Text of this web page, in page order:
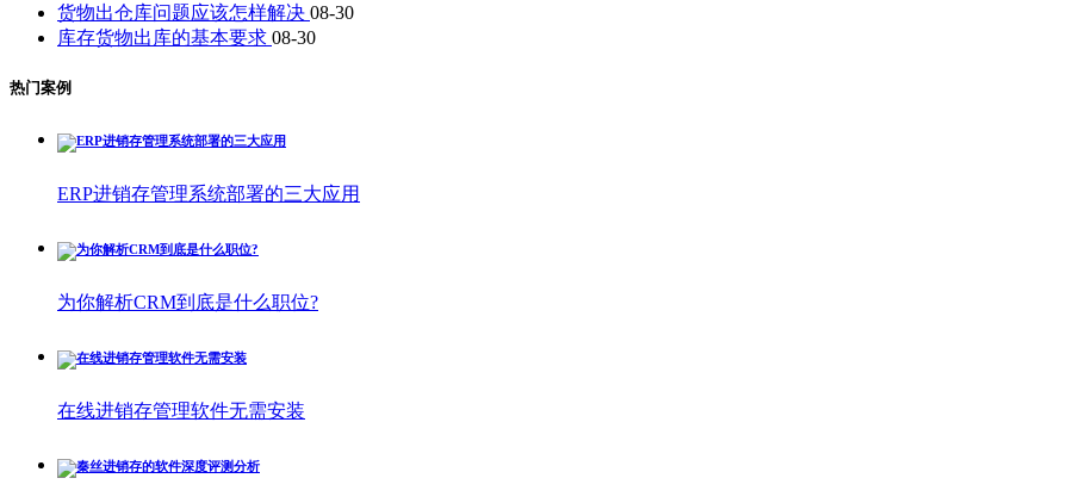
货物出仓库问题应该怎样解决 08-30
库存货物出库的基本要求 08-30
热门案例
ERP进销存管理系统部署的三大应用
为你解析CRM到底是什么职位?
在线进销存管理软件无需安装